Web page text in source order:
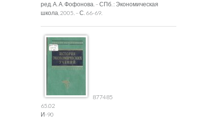
ред. А. А. Фофонова. – СПб. : Экономическая
школа, 2005. – С. 66-69.
877485
65.02
И-90